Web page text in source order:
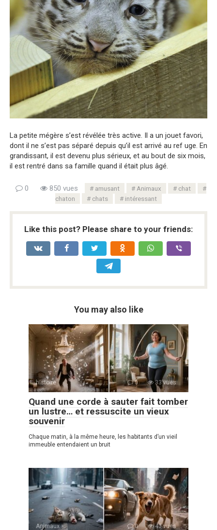
La petite mégère s’est révélée très active. Il a un jouet favori,
dont il ne s’est pas séparé depuis qu’il est arrivé au ref uge. En
grandissant, il est devenu plus sérieux, et au bout de six mois,
il est rentré dans sa famille quand il était plus âgé.
0 850 vues amusant Animaux
chat
chaton
chats intéressant
Like this post? Please share to your friends:
You may also like
histoire 0 33 vues
Quand une corde à sauter fait tomber
un lustre… et ressuscite un vieux
souvenir
Chaque matin, à la même heure, les habitants d’un vieil
immeuble entendaient un bruit
Animaux 0 43 vues